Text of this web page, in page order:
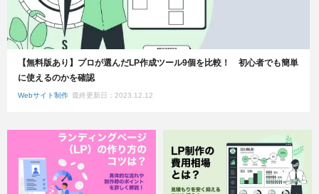
【無料版あり】プロが選んだLP作成ツール9個を比較！ 初心者でも簡単
に使えるのかを確認
Webサイト制作 最終更新日：2023.12.12